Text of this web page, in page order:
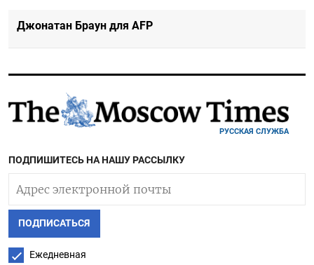
Джонатан Браун для AFP
РУССКАЯ СЛУЖБА
ПОДПИШИТЕСЬ НА НАШУ РАССЫЛКУ
ПОДПИСАТЬСЯ
Ежедневная